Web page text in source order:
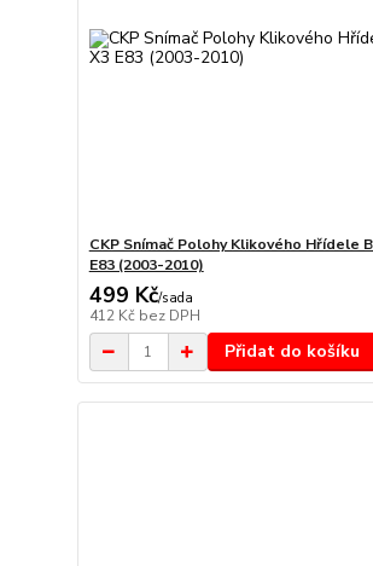
CKP Snímač Polohy Klikového Hřídele
E83 (2003-2010)
499 Kč/sada
412 Kč bez DPH
Přidat do košíku